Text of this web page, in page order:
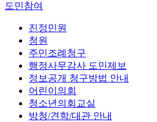
도민참여
진정민원
청원
주민조례청구
행정사무감사 도민제보
정보공개 청구방법 안내
어린이의회
청소년의회교실
방청/견학/대관 안내